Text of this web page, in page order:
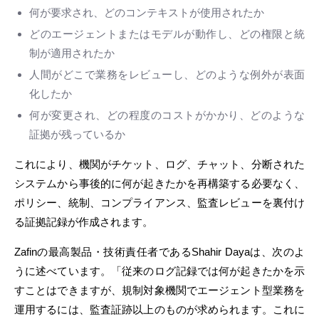
何が要求され、どのコンテキストが使用されたか
どのエージェントまたはモデルが動作し、どの権限と統
制が適用されたか
人間がどこで業務をレビューし、どのような例外が表面
化したか
何が変更され、どの程度のコストがかかり、どのような
証拠が残っているか
これにより、機関がチケット、ログ、チャット、分断された
システムから事後的に何が起きたかを再構築する必要なく、
ポリシー、統制、コンプライアンス、監査レビューを裏付け
る証拠記録が作成されます。
Zafinの最高製品・技術責任者であるShahir Dayaは、次のよ
うに述べています。「従来のログ記録では何が起きたかを示
すことはできますが、規制対象機関でエージェント型業務を
運用するには、監査証跡以上のものが求められます。これに